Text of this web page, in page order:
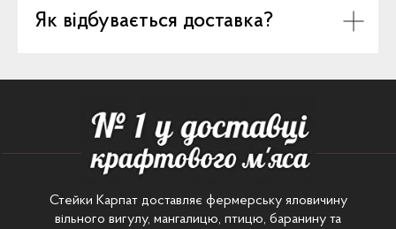
Як відбувається доставка?
Стейки Карпат доставляє фермерську яловичину
вільного вигулу, мангалицю, птицю, баранину та